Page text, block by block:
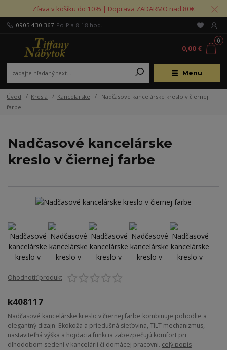
Zľava v košíku do 10% | Doprava ZADARMO nad 80€
Menu
0905 430 367 Po-Pia 8-18 hod.
0
0,00 €
Úvod Kreslá Kancelárske
Nadčasové kancelárske kreslo v čiernej
farbe
Nadčasové kancelárske
kreslo v čiernej farbe
Ohodnotiť produkt
k408117
Nadčasové kancelárske kreslo v čiernej farbe kombinuje pohodlie a
elegantný dizajn. Ekokoža a priedušná sieťovina, TILT mechanizmus,
nastaviteľná výška a hojdacia funkcia zabezpečujú komfort pri
dlhodobom sedení v kancelárii či domácej pracovni. celý popis